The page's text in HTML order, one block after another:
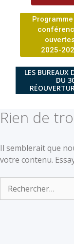
2025-
LES BUREAUX
DU
Rien de
Il semblerait que
votre contenu.